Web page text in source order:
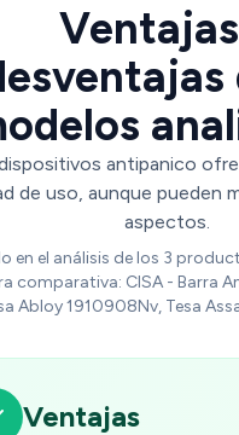
antipanico
de uso, aunque pueden
aspectos.
en el análisis de los 3
comparativa: CISA - Barra
Abloy 1910908Nv, Tesa
Ventajas